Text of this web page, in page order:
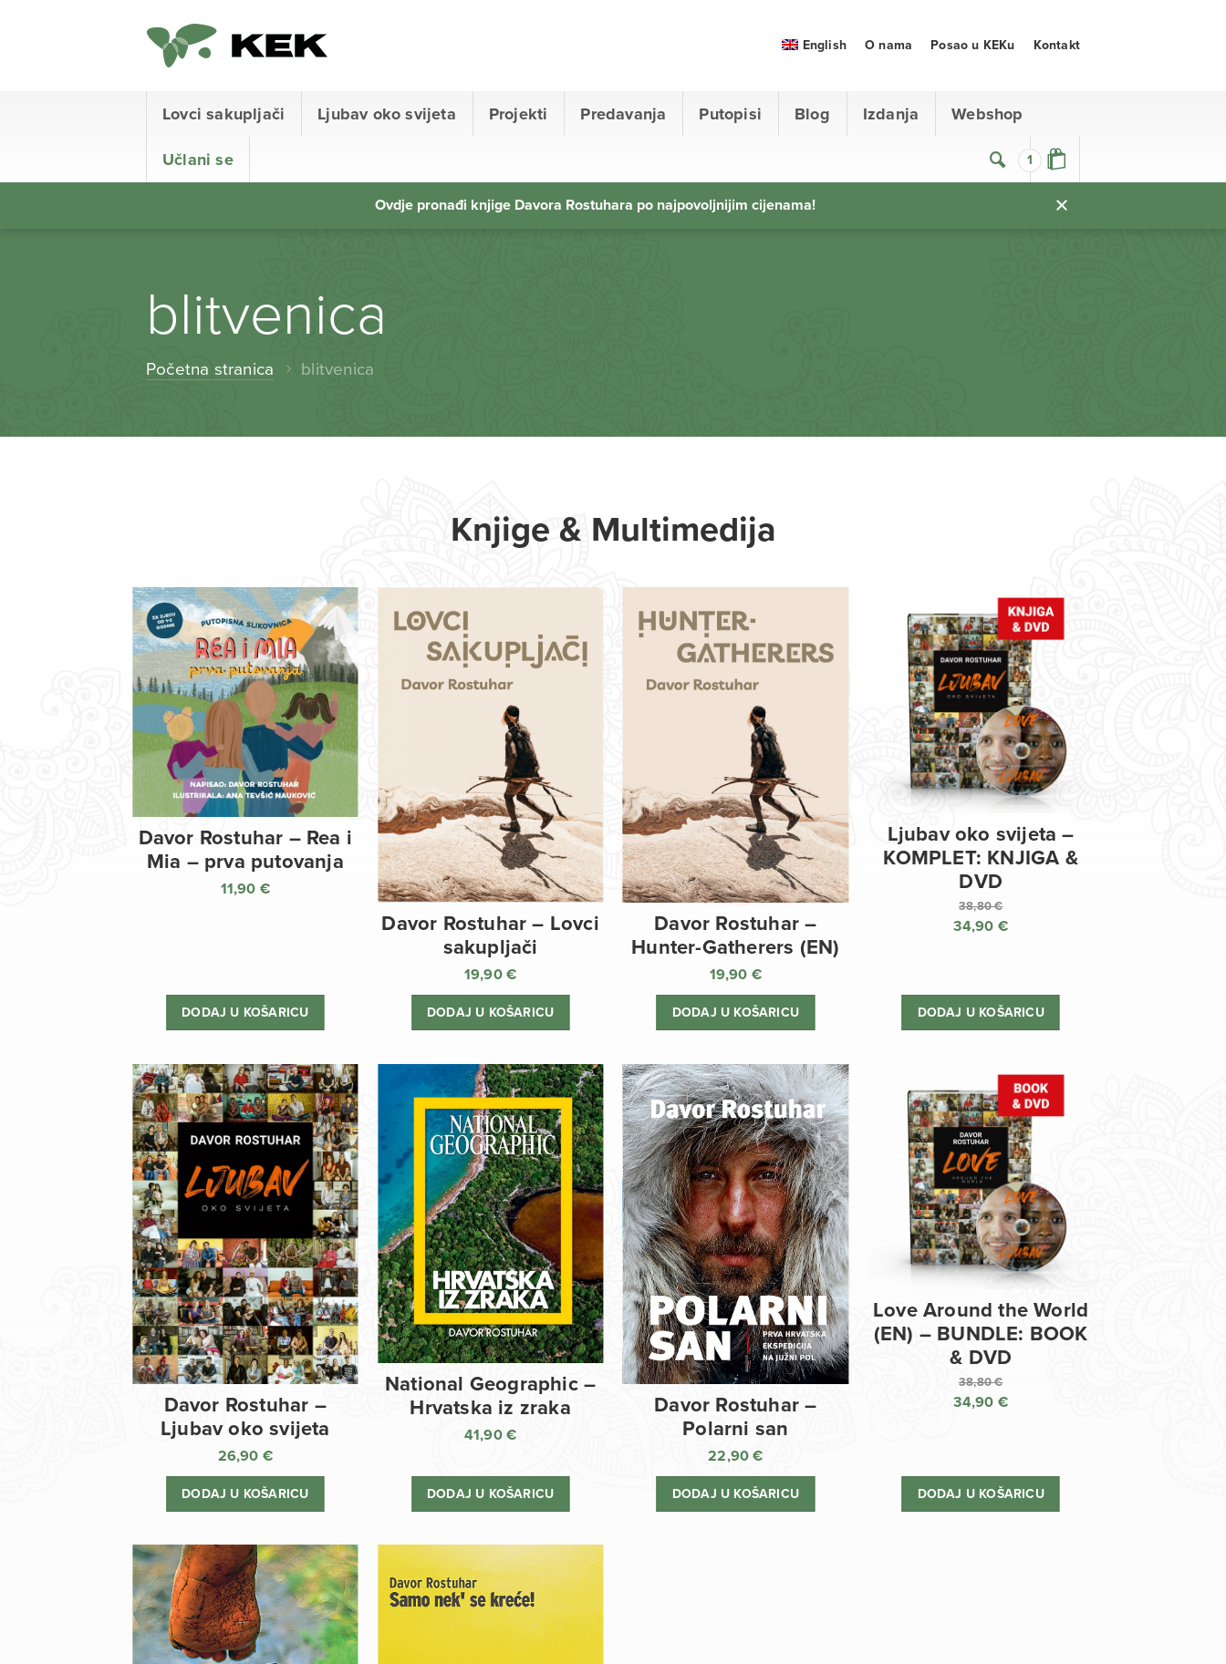
1
Lovci sakupljači Ljubav oko svijeta Projekti Predavanja Putopisi Blog Izdanja Webshop
Učlani se
English O nama Posao u KEKu Kontakt
Ovdje pronađi knjige Davora Rostuhara po najpovoljnijim cijenama!
blitvenica
Početna stranica blitvenica
Knjige & Multimedija
Davor Rostuhar – Rea i
Mia – prva putovanja
11,90 €
DODAJ U KOŠARICU
Davor Rostuhar – Lovci
sakupljači
19,90€
DODAJ U KOŠARICU
Davor Rostuhar –
Hunter-Gatherers (EN)
19,90 €
DODAJ U KOŠARICU
Ljubav oko svijeta –
KOMPLET: KNJIGA &
DVD
38,80€
Izvorna
je:
38,80 €.
34,90 €
je:
34,90 €.
DODAJ U KOŠARICU
Davor Rostuhar –
Ljubav oko svijeta
26,90 €
DODAJ U KOŠARICU
National Geographic –
Hrvatska iz zraka
41,90€
DODAJ U KOŠARICU
Davor Rostuhar –
Polarni san
22,90€
DODAJ U KOŠARICU
Love Around the World
(EN) – BUNDLE: BOOK
& DVD
38,80€
Izvorna
je:
38,80 €.
34,90 €
je:
34,90 €.
DODAJ U KOŠARICU